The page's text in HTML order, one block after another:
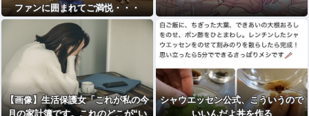
ファンに囲まれてご満悦・・・
【画像】生活保護女「これが私の今
月の家計簿です。これのどこが“い
シャウエッセン公式、こういうので
いいんだよ丼を作る